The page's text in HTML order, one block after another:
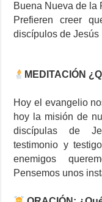
Buena Nueva de la
Prefieren creer
discípulos de Jesús
MEDITACIÓN
Hoy el evangelio
hoy la misión de
discípulas de
testimonio y
enemigos
Pensemos unos